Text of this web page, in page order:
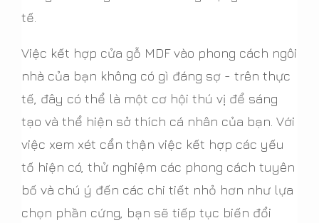
tế.
Việc kết hợp cửa gỗ MDF vào phong cách ngôi
nhà của bạn không có gì đáng sợ - trên thực
tế, đây có thể là một cơ hội thú vị để sáng
tạo và thể hiện sở thích cá nhân của bạn. Với
việc xem xét cẩn thận việc kết hợp các yếu
tố hiện có, thử nghiệm các phong cách tuyên
bố và chú ý đến các chi tiết nhỏ hơn như lựa
chọn phần cứng, bạn sẽ tiếp tục biến đổi